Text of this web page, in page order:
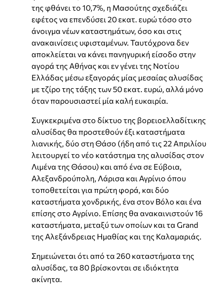
της φθάνει το 10,7%, η Μασούτης σχεδιάζει
εφέτος να επενδύσει 20 εκατ. ευρώ τόσο στο
άνοιγμα νέων καταστημάτων, όσο και στις
ανακαινίσεις υφισταμένων. Ταυτόχρονα δεν
αποκλείεται να κάνει πανηγυρική είσοδο στην
αγορά της Αθήνας και εν γένει της Νοτίου
Ελλάδας μέσω εξαγοράς μίας μεσαίας αλυσίδας
με τζίρο της τάξης των 50 εκατ. ευρώ, αλλά μόνο
όταν παρουσιαστεί μία καλή ευκαιρία.
Συγκεκριμένα στο δίκτυο της βορειοελλαδίτικης
αλυσίδας θα προστεθούν έξι καταστήματα
λιανικής, δύο στη Θάσο (ήδη από τις 22 Απριλίου
λειτουργεί το νέο κατάστημα της αλυσίδας στον
Λιμένα της Θάσου) και από ένα σε Εύβοια,
Αλεξανδρούπολη, Λάρισα και Αγρίνιο όπου
τοποθετείται για πρώτη φορά, και δύο
καταστήματα χονδρικής, ένα στον Βόλο και ένα
επίσης στο Αγρίνιο. Επίσης θα ανακαινιστούν 16
καταστήματα, μεταξύ των οποίων και τα Grand
της Αλεξάνδρειας Ημαθίας και της Καλαμαριάς.
Σημειώνεται ότι από τα 260 καταστήματα της
αλυσίδας, τα 80 βρίσκονται σε ιδιόκτητα
ακίνητα.